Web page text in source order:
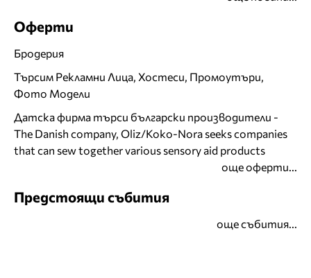
Оферти
Бродерия
Търсим Рекламни Лица, Хостеси, Промоутъри,
Фото Модели
Датска фирма търси български производители -
The Danish company, Oliz/Koko-Nora seeks companies
that can sew together various sensory aid products
още оферти...
Предстоящи събития
още събития...